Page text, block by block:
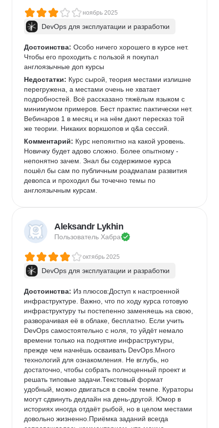
ноябрь 2025
DevOps для эксплуатации и разработки
Достоинства: Особо ничего хорошего в курсе нет.
Чтобы его проходить с пользой я покупал
англоязычные доп курсы
Недостатки: Курс сырой, теория местами излишне
перегружена, а местами очень не хватает
подробностей. Всё рассказано тяжёлым языком с
минимумом примеров. Бест практис пактически нет.
Вебинаров 1 в месяц и на нём дают пересказ той
же теории. Никаких воркшопов и q&a сессий.
Комментарий: Курс непоянтно на какой уровень.
Новичку будет адово сложно. Более опытному -
непонятно зачем. Знал бы содержимое курса
пошёл бы сам по публичным роадмапам развития
девопса и проходил бы точечно темы по
англоязычным курсам.
Aleksandr Lykhin
Пользователь Хабра
октябрь 2025
DevOps для эксплуатации и разработки
Достоинства: Из плюсов:Доступ к настроенной
инфраструктуре. Важно, что по ходу курса готовую
инфраструктуру ты постепенно заменяешь на свою,
разворачивая её в облаке, бесплатно. Если учить
DevOps самостоятельно с ноля, то уйдёт немало
времени только на поднятие инфраструктуры,
прежде чем начнёшь осваивать DevOps.Много
технологий для ознакомления. Не вглубь, но
достаточно, чтобы собрать полноценный проект и
решать типовые задачи.Текстовый формат
удобный, можно двигаться в своём темпе. Кураторы
могут сдвинуть дедлайн на день-другой. Юмор в
историях иногда отдаёт рыбой, но в целом местами
довольно жизненно.Приёмка заданий всегда